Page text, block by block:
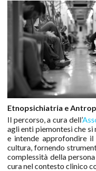
Etnopsichiatria e
Il percorso, a cura dell’
agli enti piemontesi che si
e intende approfondire
cultura, fornendo
complessità della
cura nel contesto clinico